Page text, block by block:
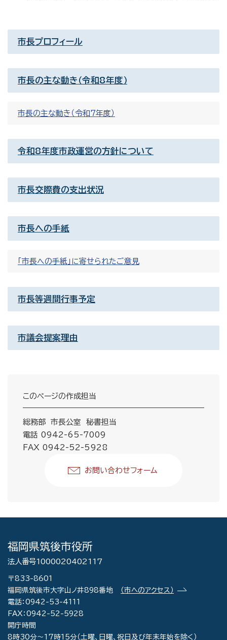
市長プロフィール
市長の主な動き（令和8年度）
市長の主な動き（令和7年度）
令和8年度市政運営の方針について
市長交際費の支出状況
市長への手紙
「市長への手紙」に寄せられたご意見
市長等週間行事予定
市議会提案理由
このページの作成担当
総務部 市長公室 秘書担当
電話 0942-65-7009
FAX 0942-52-5928
お問い合わせフォーム
福岡県筑後市役所
法人番号1000020402117
〒833-8601
福岡県筑後市大字山ノ井898番地
（市へのアクセス）
電話：0942-53-4111
FAX：0942-52-5928
開庁時間
8時30分～17時15分（土曜、日曜、祝日及び年末年始を除く）